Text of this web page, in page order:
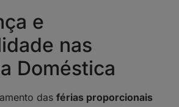
e
nas
Doméstica
das férias proporcionais